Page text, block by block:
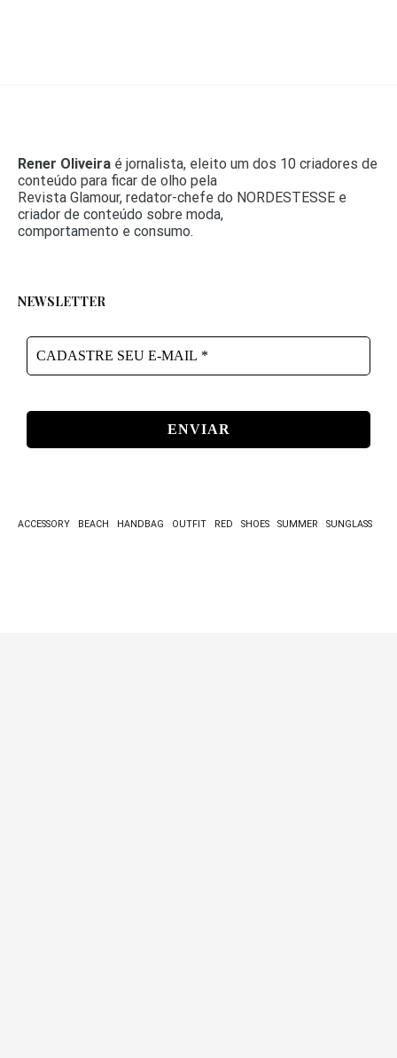
Rener Oliveira é jornalista, eleito um dos 10 criadores de
conteúdo para ficar de olho pela
Revista Glamour, redator-chefe do NORDESTESSE e
criador de conteúdo sobre moda,
comportamento e consumo.
NEWSLETTER
CADASTRE
SEU
*
ACCESSORY BEACH HANDBAG OUTFIT RED SHOES SUMMER SUNGLASS